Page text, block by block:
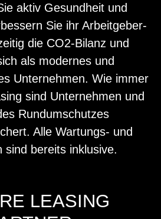
aktiv Gesundheit und
Sie ihr Arbeitgeber-
die CO2-Bilanz und
als modernes und
Unternehmen. Wie immer
sind Unternehmen und
Rundumschutzes
Alle Wartungs- und
sind bereits inklusive.
LEASING